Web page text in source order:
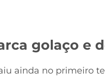
golaço e
ainda no primeiro